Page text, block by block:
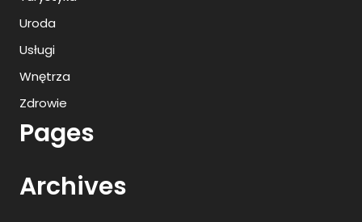
Uroda
Usługi
Wnętrza
Zdrowie
Pages
Archives